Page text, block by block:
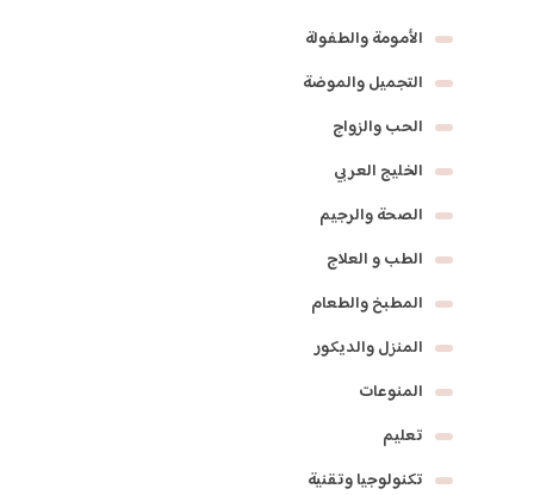
الأمومة والطفولة
التجميل والموضة
الحب والزواج
الخليج العربي
الصحة والرجيم
الطب و العلاج
المطبخ والطعام
المنزل والديكور
المنوعات
تعليم
تكنولوجيا وتقنية